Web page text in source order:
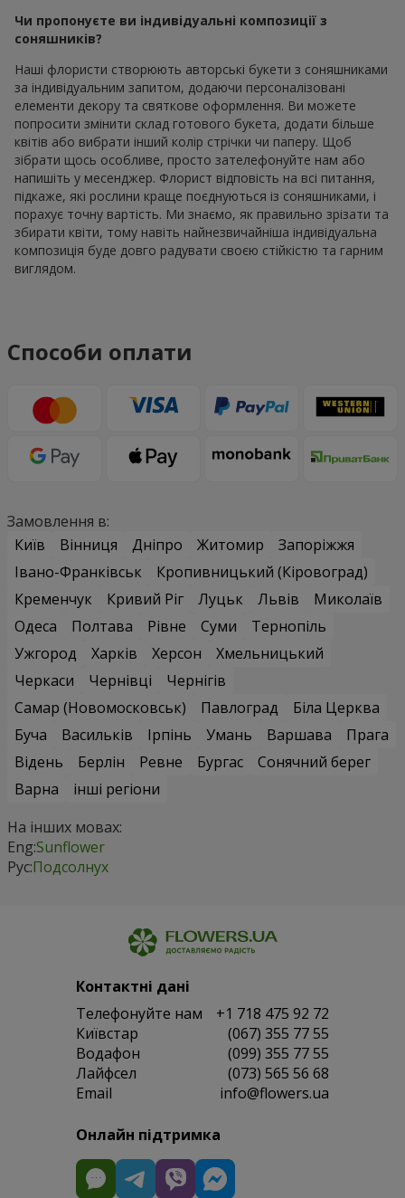
Чи пропонуєте ви індивідуальні композиції з
соняшників?
Наші флористи створюють авторські букети з соняшниками
за індивідуальним запитом, додаючи персоналізовані
елементи декору та святкове оформлення. Ви можете
попросити змінити склад готового букета, додати більше
квітів або вибрати інший колір стрічки чи паперу. Щоб
зібрати щось особливе, просто зателефонуйте нам або
напишіть у месенджер. Флорист відповість на всі питання,
підкаже, які рослини краще поєднуються із соняшниками, і
порахує точну вартість. Ми знаємо, як правильно зрізати та
збирати квіти, тому навіть найнезвичайніша індивідуальна
композиція буде довго радувати своєю стійкістю та гарним
виглядом.
Способи оплати
Замовлення в:
Київ
Вінниця Дніпро Житомир
Запоріжжя
Івано-Франківськ
Кропивницький (Кіровоград)
Кременчук
Кривий Ріг Луцьк Львів
Миколаїв
Одеса
Полтава Рівне Суми
Тернопіль
Ужгород
Харків Херсон
Хмельницький
Черкаси
Чернівці
Чернігів
Самар (Новомосковськ)
Павлоград
Біла Церква
Буча
Васильків Ірпінь Умань Варшава
Прага
Відень
Берлін Ревне Бургас
Сонячний берег
Варна
інші регіони
На інших мовах:
Eng:Sunflower
Рус:Подсолнух
Контактні дані
Телефонуйте нам
+1 718 475 92 72
Київстар
(067) 355 77 55
Водафон
(099) 355 77 55
Лайфсел
(073) 565 56 68
Email
info@flowers.ua
Онлайн підтримка